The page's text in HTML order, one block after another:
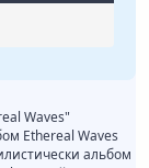
Waves"
Ethereal Waves
альбом